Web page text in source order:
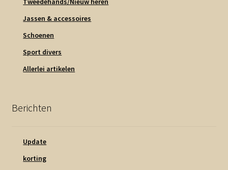
Jassen & accessoires
Schoenen
Sport divers
Allerlei artikelen
Berichten
Update
korting